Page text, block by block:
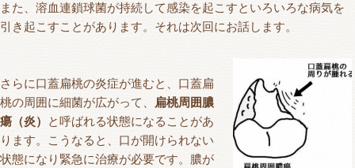
また、溶血連鎖球菌が持続して感染を起こすといろいろな病気を
引き起こすことがあります。それは次回にお話します。
さらに口蓋扁桃の炎症が進むと、口蓋扁
桃の周囲に細菌が広がって、
扁桃周囲膿
瘍（炎）
と呼ばれる状態になることがあ
ります。こうなると、口が開けられない
状態になり緊急に治療が必要です。膿が